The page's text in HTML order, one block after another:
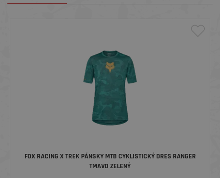
FOX RACING X TREK PÁNSKY MTB CYKLISTICKÝ DRES RANGER
TMAVO ZELENÝ